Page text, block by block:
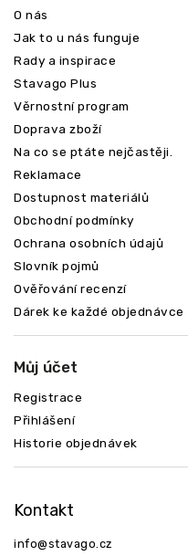
O nás
Jak to u nás funguje
Rady a inspirace
Stavago Plus
Věrnostní program
Doprava zboží
Na co se ptáte nejčastěji.
Reklamace
Dostupnost materiálů
Obchodní podmínky
Ochrana osobních údajů
Slovník pojmů
Ověřování recenzí
Dárek ke každé objednávce
Můj účet
Registrace
Přihlášení
Historie objednávek
Kontakt
info@stavago.cz